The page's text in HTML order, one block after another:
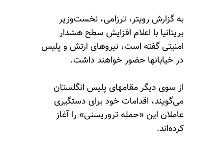
به گزارش رویتر، ترزامی، نخست‌وزیر
بریتانیا با اعلام افزایش سطح هشدار
امنیتی گفته است، نیروهای ارتش و پلیس
در خیابانها حضور خواهند داشت.
از سوی دیگر مقامهای پلیس انگلستان
می‌گویند، اقدامات خود برای دستگیری
عاملان این «حمله تروریستی» را آغاز
کرده‌اند.